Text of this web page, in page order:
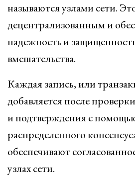
называются узлами сети.
децентрализованным и
надежность и
вмешательства.
Каждая запись, или
добавляется после
и подтверждения с
распределенного
обеспечивают
узлах сети.